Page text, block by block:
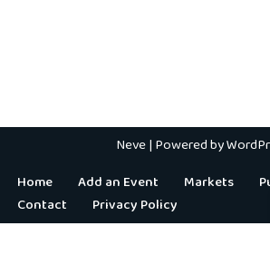
Neve| Powered by
Home
Add an Event Markets
Contact
Privacy Policy